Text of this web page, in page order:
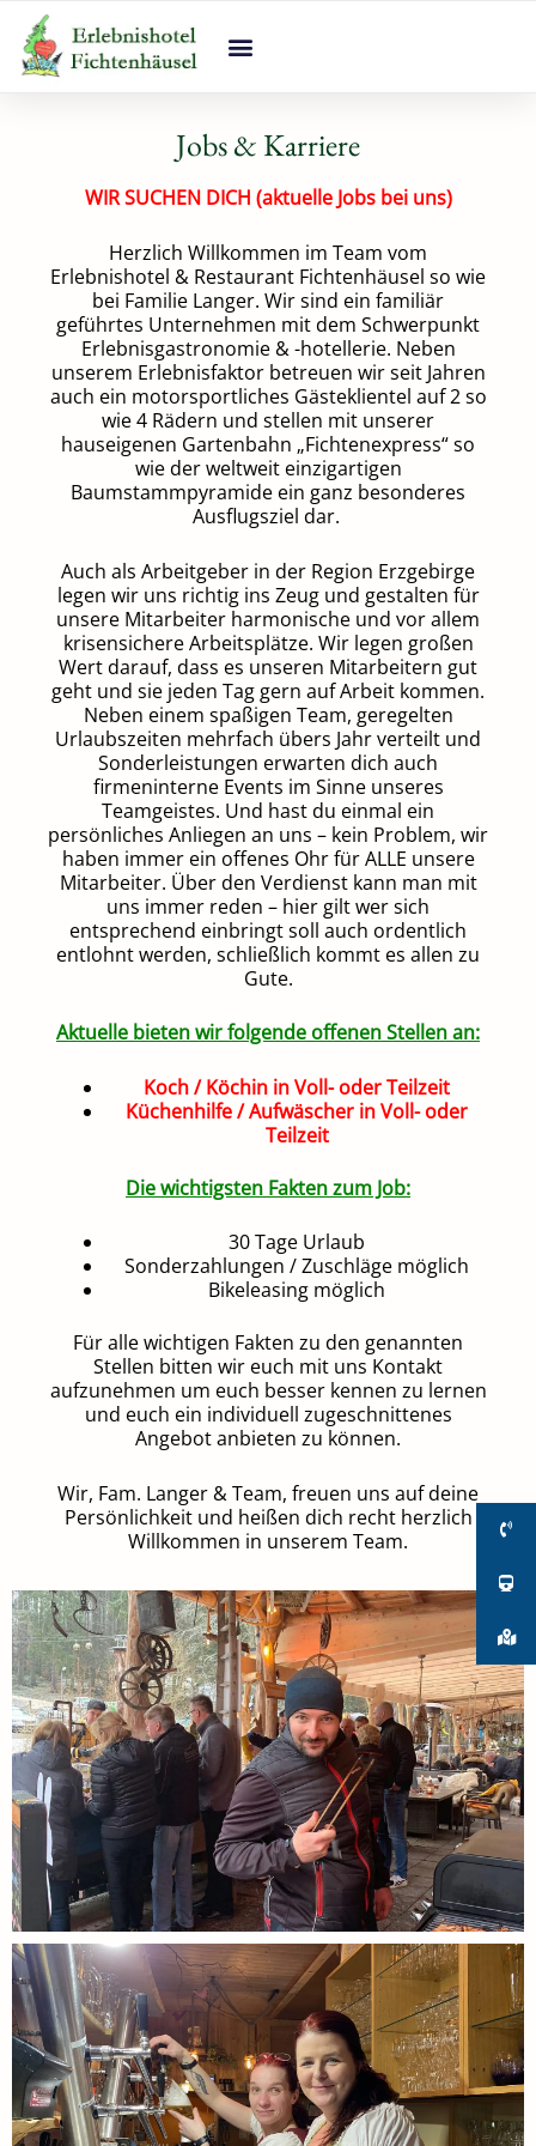
Inhalt
springen
Jobs & Karriere
WIR SUCHEN DICH (aktuelle Jobs bei uns)
Herzlich Willkommen im Team vom
Erlebnishotel & Restaurant Fichtenhäusel so wie
bei Familie Langer. Wir sind ein familiär
geführtes Unternehmen mit dem Schwerpunkt
Erlebnisgastronomie & -hotellerie. Neben
unserem Erlebnisfaktor betreuen wir seit Jahren
auch ein motorsportliches Gästeklientel auf 2 so
wie 4 Rädern und stellen mit unserer
hauseigenen Gartenbahn „Fichtenexpress“ so
wie der weltweit einzigartigen
Baumstammpyramide ein ganz besonderes
Ausflugsziel dar.
Auch als Arbeitgeber in der Region Erzgebirge
legen wir uns richtig ins Zeug und gestalten für
unsere Mitarbeiter harmonische und vor allem
krisensichere Arbeitsplätze. Wir legen großen
Wert darauf, dass es unseren Mitarbeitern gut
geht und sie jeden Tag gern auf Arbeit kommen.
Neben einem spaßigen Team, geregelten
Urlaubszeiten mehrfach übers Jahr verteilt und
Sonderleistungen erwarten dich auch
firmeninterne Events im Sinne unseres
Teamgeistes. Und hast du einmal ein
persönliches Anliegen an uns – kein Problem, wir
haben immer ein offenes Ohr für ALLE unsere
Mitarbeiter. Über den Verdienst kann man mit
uns immer reden – hier gilt wer sich
entsprechend einbringt soll auch ordentlich
entlohnt werden, schließlich kommt es allen zu
Gute.
Aktuelle bieten wir folgende offenen Stellen an:
Koch / Köchin in Voll- oder Teilzeit
Küchenhilfe / Aufwäscher in Voll- oder
Teilzeit
Die wichtigsten Fakten zum Job:
30 Tage Urlaub
Sonderzahlungen / Zuschläge möglich
Bikeleasing möglich
Für alle wichtigen Fakten zu den genannten
Stellen bitten wir euch mit uns Kontakt
aufzunehmen um euch besser kennen zu lernen
und euch ein individuell zugeschnittenes
Angebot anbieten zu können.
Wir, Fam. Langer & Team, freuen uns auf deine
Persönlichkeit und heißen dich recht herzlich
Willkommen in unserem Team.